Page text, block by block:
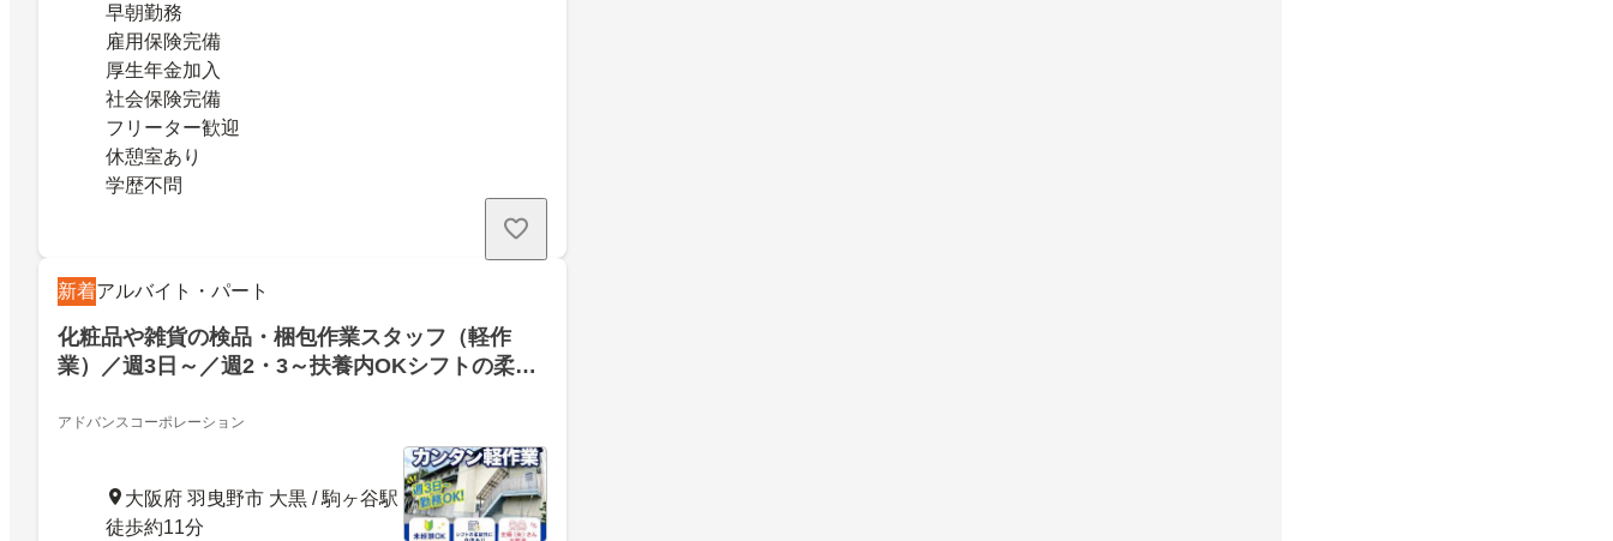
早朝勤務
雇用保険完備
厚生年金加入
社会保険完備
フリーター歓迎
休憩室あり
学歴不問
新着アルバイト・パート
化粧品や雑貨の検品・梱包作業スタッフ（軽作
業）／週3日～／週2・3～扶養内OKシフトの柔軟
粧品や雑貨の検品・梱包作業スタッフさん大募集
アドバンスコーポレーション
大阪府 羽曳野市 大黒 / 駒ヶ谷駅
徒歩約11分